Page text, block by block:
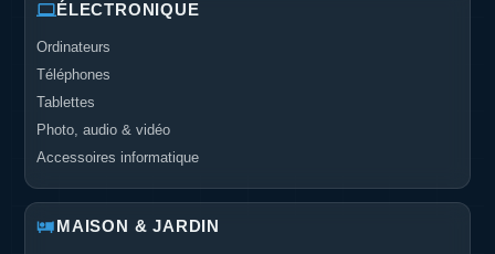
ÉLECTRONIQUE
Ordinateurs
Téléphones
Tablettes
Photo, audio & vidéo
Accessoires informatique
MAISON & JARDIN